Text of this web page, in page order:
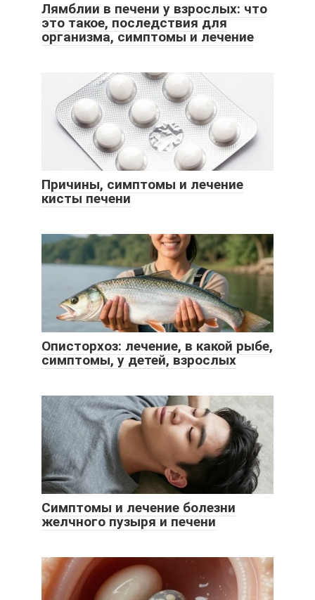
Лямблии в печени у взрослых: что
это такое, последствия для
организма, симптомы и лечение
Причины, симптомы и лечение
кисты печени
Описторхоз: лечение, в какой рыбе,
симптомы, у детей, взрослых
Симптомы и лечение болезни
желчного пузыря и печени